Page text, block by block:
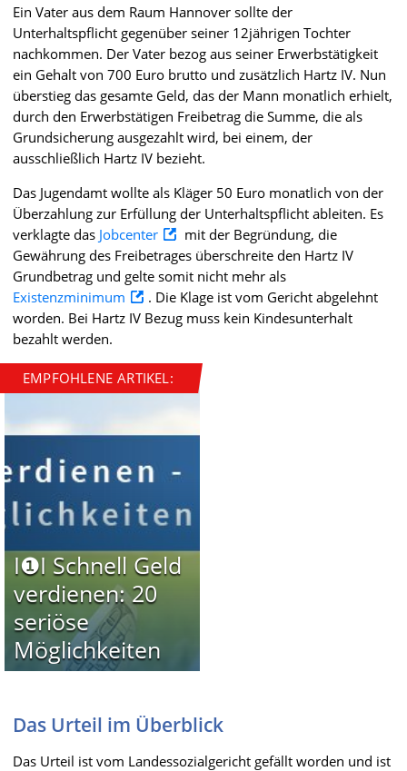
Ein Vater aus dem Raum Hannover sollte der
Unterhaltspflicht gegenüber seiner 12jährigen Tochter
nachkommen. Der Vater bezog aus seiner Erwerbstätigkeit
ein Gehalt von 700 Euro brutto und zusätzlich Hartz IV. Nun
überstieg das gesamte Geld, das der Mann monatlich erhielt,
durch den Erwerbstätigen Freibetrag die Summe, die als
Grundsicherung ausgezahlt wird, bei einem, der
ausschließlich Hartz IV bezieht.
Das Jugendamt wollte als Kläger 50 Euro monatlich von der
Überzahlung zur Erfüllung der Unterhaltspflicht ableiten. Es
verklagte das Jobcenter
mit der Begründung, die
Gewährung des Freibetrages überschreite den Hartz IV
Grundbetrag und gelte somit nicht mehr als
Existenzminimum
. Die Klage ist vom Gericht abgelehnt
worden. Bei Hartz IV Bezug muss kein Kindesunterhalt
bezahlt werden.
EMPFOHLENE ARTIKEL:
I❶I Schnell Geld
verdienen: 20
seriöse
Möglichkeiten
Das Urteil im Überblick
Das Urteil ist vom Landessozialgericht gefällt worden und ist